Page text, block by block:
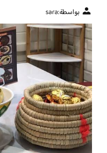
بواسطة:sara